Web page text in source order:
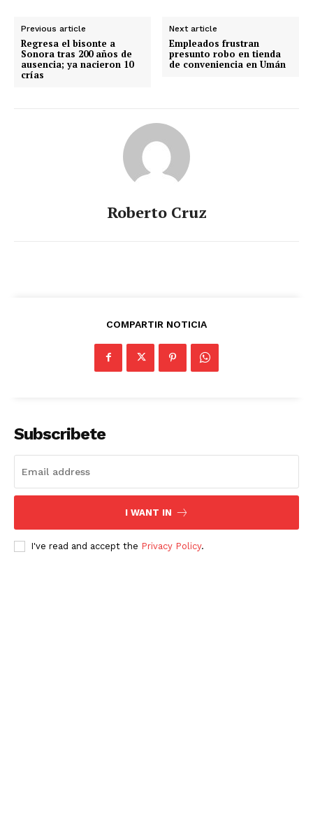
Previous article
Regresa el bisonte a
Sonora tras 200 años de
ausencia; ya nacieron 10
crías
Next article
Empleados frustran
presunto robo en tienda
de conveniencia en Umán
Roberto Cruz
COMPARTIR NOTICIA
Subscribete
I WANT IN
I've read and accept the Privacy Policy.